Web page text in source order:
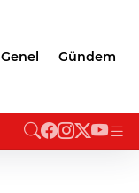
Genel Gündem